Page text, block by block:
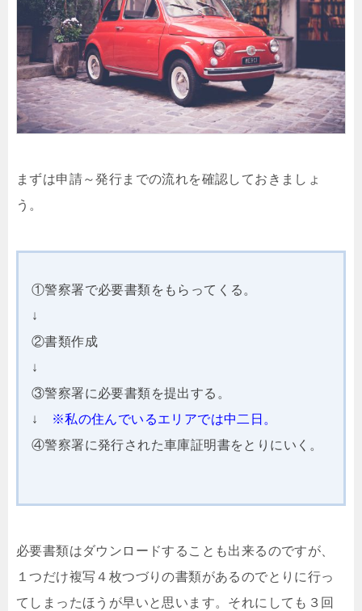
まずは申請～発行までの流れを確認しておきましょ
う。
①警察署で必要書類をもらってくる。
↓
②書類作成
↓
③警察署に必要書類を提出する。
↓
※私の住んでいるエリアでは中二日。
④警察署に発行された車庫証明書をとりにいく。
必要書類はダウンロードすることも出来るのですが、
１つだけ複写４枚つづりの書類があるのでとりに行っ
てしまったほうが早いと思います。それにしても３回